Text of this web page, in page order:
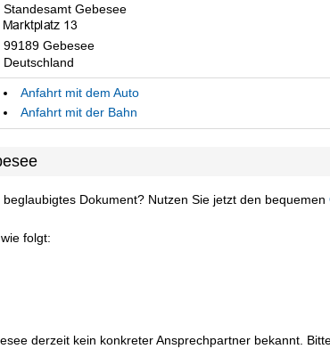
Standesamt Gebesee
99189 Gebesee
Deutschland
Anfahrt mit dem Auto
Anfahrt mit der Bahn
Dokument? Nutzen Sie jetzt den bequemen
folgt:
derzeit kein konkreter Ansprechpartner bekannt.